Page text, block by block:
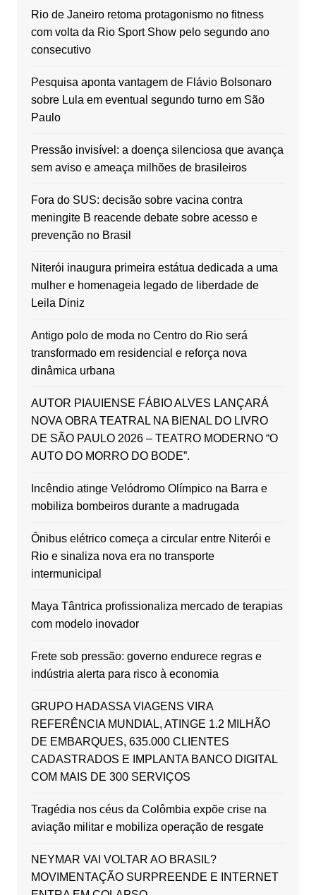
Rio de Janeiro retoma protagonismo no fitness
com volta da Rio Sport Show pelo segundo ano
consecutivo
Pesquisa aponta vantagem de Flávio Bolsonaro
sobre Lula em eventual segundo turno em São
Paulo
Pressão invisível: a doença silenciosa que avança
sem aviso e ameaça milhões de brasileiros
Fora do SUS: decisão sobre vacina contra
meningite B reacende debate sobre acesso e
prevenção no Brasil
Niterói inaugura primeira estátua dedicada a uma
mulher e homenageia legado de liberdade de
Leila Diniz
Antigo polo de moda no Centro do Rio será
transformado em residencial e reforça nova
dinâmica urbana
AUTOR PIAUIENSE FÁBIO ALVES LANÇARÁ
NOVA OBRA TEATRAL NA BIENAL DO LIVRO
DE SÃO PAULO 2026 – TEATRO MODERNO “O
AUTO DO MORRO DO BODE”.
Incêndio atinge Velódromo Olímpico na Barra e
mobiliza bombeiros durante a madrugada
Ônibus elétrico começa a circular entre Niterói e
Rio e sinaliza nova era no transporte
intermunicipal
Maya Tântrica profissionaliza mercado de terapias
com modelo inovador
Frete sob pressão: governo endurece regras e
indústria alerta para risco à economia
GRUPO HADASSA VIAGENS VIRA
REFERÊNCIA MUNDIAL, ATINGE 1.2 MILHÃO
DE EMBARQUES, 635.000 CLIENTES
CADASTRADOS E IMPLANTA BANCO DIGITAL
COM MAIS DE 300 SERVIÇOS
Tragédia nos céus da Colômbia expõe crise na
aviação militar e mobiliza operação de resgate
NEYMAR VAI VOLTAR AO BRASIL?
MOVIMENTAÇÃO SURPREENDE E INTERNET